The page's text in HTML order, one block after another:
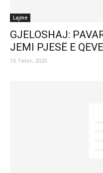
Lajme
GJELOSHAJ:
JEMI PJESË E
15 Tetor, 2020